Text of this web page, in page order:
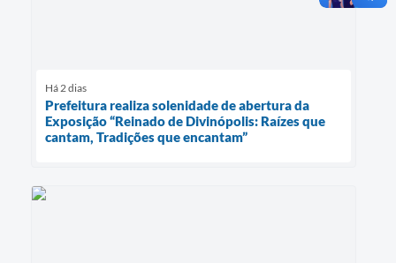
Há 2 dias
Prefeitura realiza solenidade de abertura da
Exposição “Reinado de Divinópolis: Raízes que
cantam, Tradições que encantam”